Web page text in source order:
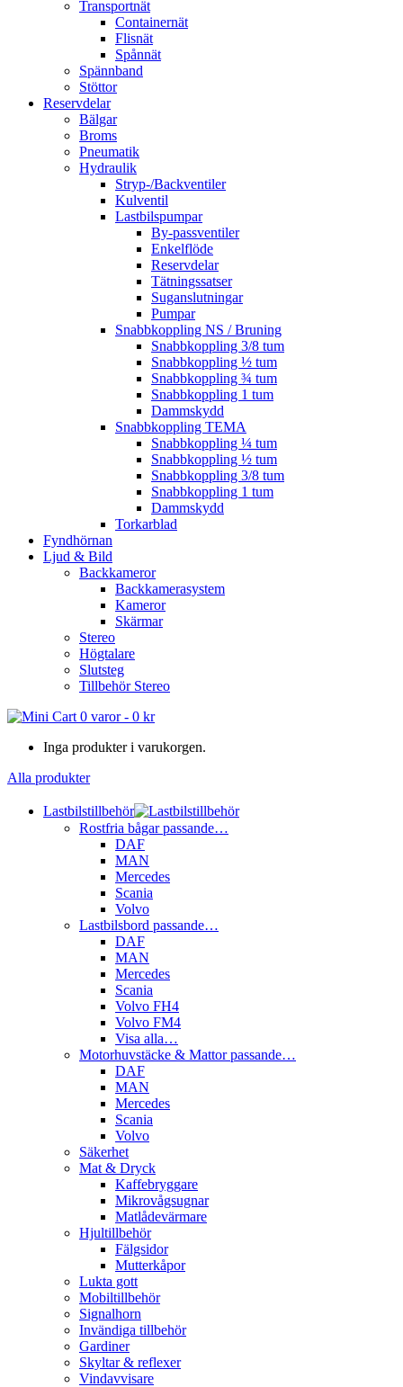
Transportnät
Containernät
Flisnät
Spånnät
Spännband
Stöttor
Reservdelar
Bälgar
Broms
Pneumatik
Hydraulik
Stryp-/Backventiler
Kulventil
Lastbilspumpar
By-passventiler
Enkelflöde
Reservdelar
Tätningssatser
Suganslutningar
Pumpar
Snabbkoppling NS / Bruning
Snabbkoppling 3/8 tum
Snabbkoppling ½ tum
Snabbkoppling ¾ tum
Snabbkoppling 1 tum
Dammskydd
Snabbkoppling TEMA
Snabbkoppling ¼ tum
Snabbkoppling ½ tum
Snabbkoppling 3/8 tum
Snabbkoppling 1 tum
Dammskydd
Torkarblad
Fyndhörnan
Ljud & Bild
Backkameror
Backkamerasystem
Kameror
Skärmar
Stereo
Högtalare
Slutsteg
Tillbehör Stereo
0 varor- 0 kr
Inga produkter i varukorgen.
Alla produkter
Lastbilstillbehör
Rostfria bågar passande…
DAF
MAN
Mercedes
Scania
Volvo
Lastbilsbord passande…
DAF
MAN
Mercedes
Scania
Volvo FH4
Volvo FM4
Visa alla…
Motorhuvstäcke & Mattor passande…
DAF
MAN
Mercedes
Scania
Volvo
Säkerhet
Mat & Dryck
Kaffebryggare
Mikrovågsugnar
Matlådevärmare
Hjultillbehör
Fälgsidor
Mutterkåpor
Lukta gott
Mobiltillbehör
Signalhorn
Invändiga tillbehör
Gardiner
Skyltar & reflexer
Vindavvisare